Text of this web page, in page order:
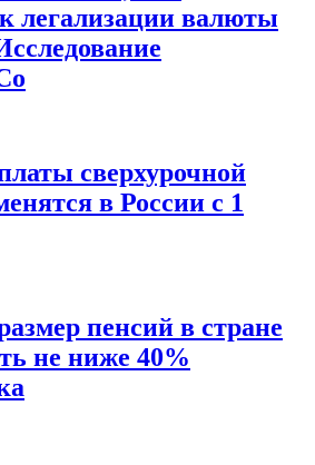
легализации валюты
сверхурочной
в России с 1
пенсий в стране
не ниже 40%